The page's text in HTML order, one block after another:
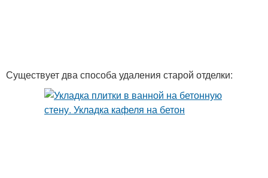
Существует два способа удаления старой отделки: